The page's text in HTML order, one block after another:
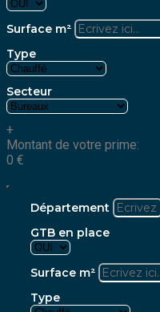
Surface m²
Type
Secteur
+
Montant de votre prime:
0 €
Département
GTB en place
Surface m²
Type